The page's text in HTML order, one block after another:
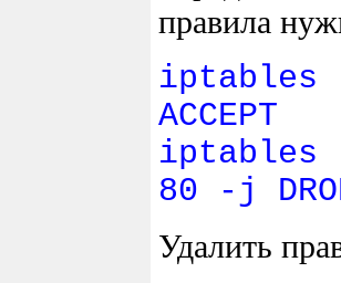
правила
iptables
ACCEPT
iptables
80 -j
Удалить